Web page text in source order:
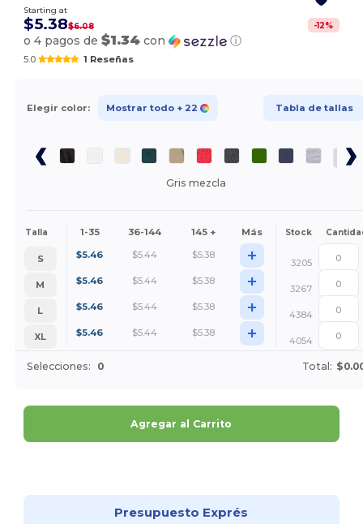
Starting at
$5.38$6.08 -12%
o 4 pagos de$1.34 con ⓘ
5.0 1 Reseñas
Elegir color: Mostrar todo + 22 Tabla de tallas
Gris mezcla
Talla 1-35 36-144 145 + Más Stock
S $5.46 $5.44 $5.38 +
3205
M
$5.46 $5.44 $5.38 +
3267
L
$5.46 $5.44 $5.38 +
4384
XL
$5.46 $5.44 $5.38 + 4054
Selecciones: 0 Total:
Agregar al Carrito
Presupuesto Exprés